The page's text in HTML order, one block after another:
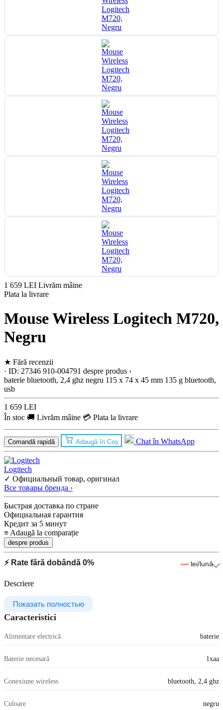
1 659 LEI Livrăm mâine
Plata la livrare
Mouse Wireless Logitech M720,
Negru
★ Fără recenzii
· ID: 27346 910-004791 despre produs ›
baterie bluetooth, 2,4 ghz negru 115 x 74 x 45 mm 135 g bluetooth,
usb
1 659 LEI
În stoc 🚚 Livrăm mâine 💳 Plata la livrare
Comandă rapidă Adaugă în Coș Chat în WhatsApp
Logitech
✓ Официальный товар, оригинал
Все товары бренда ›
Быстрая доставка по стране
Официальная гарантия
Кредит за 5 минут
≡ Adaugă la comparație
despre produs
⚡ Rate fără dobândă 0% — lei/lună
Descriere
Показать полностью
Caracteristici
Alimentare electrică baterie
Baterie necesară 1xaa
Conexiune wireless bluetooth, 2,4 ghz
Culoare negru